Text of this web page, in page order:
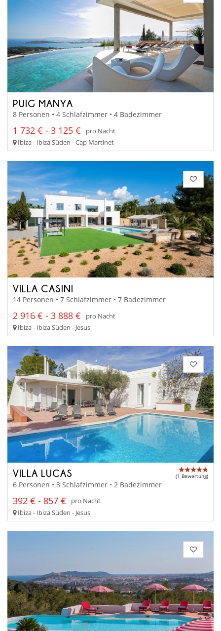
PUIG MANYA
8 Personen • 4 Schlafzimmer • 4 Badezimmer
1 732 € - 3 125 €
pro Nacht
Ibiza - Ibiza Süden - Cap Martinet
VILLA CASINI
14 Personen • 7 Schlafzimmer • 7 Badezimmer
2 916 € - 3 888 €
pro Nacht
Ibiza - Ibiza Süden - Jesus
VILLA LUCAS (1 Bewertung)
6 Personen • 3 Schlafzimmer • 2 Badezimmer
392 € - 857 €
pro Nacht
Ibiza - Ibiza Süden - Jesus